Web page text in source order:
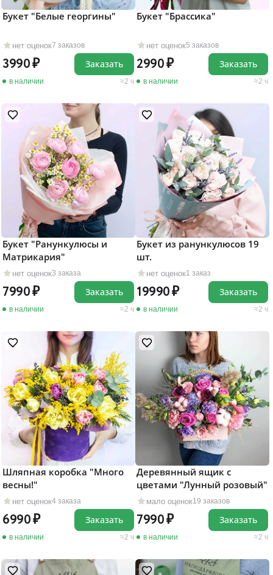
нет оценок7 заказов
Букет "Белые георгины"
3990
в наличии 2 ч
Заказать
нет оценок5 заказов
Букет "Брассика"
2990
в наличии 2 ч
Заказать
нет оценок3 заказа
Букет "Ранункулюсы и
Матрикария"
7990
в наличии 2 ч
Заказать
нет оценок1 заказ
Букет из ранункулюсов 19
шт.
19990
в наличии 2 ч
Заказать
нет оценок4 заказа
Шляпная коробка "Много
весны!"
6990
в наличии 2 ч
Заказать
мало оценок19 заказов
Деревянный ящик с
цветами "Лунный розовый"
7990
в наличии 2 ч
Заказать